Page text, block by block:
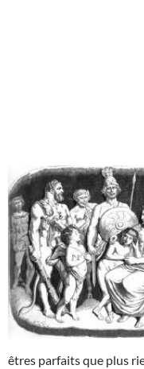
êtres parfaits que plus